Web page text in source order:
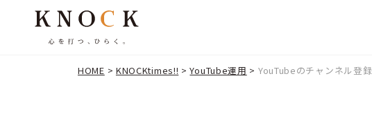
HOME > KNOCKtimes!! >YouTube運用 > YouTubeのチャンネル登